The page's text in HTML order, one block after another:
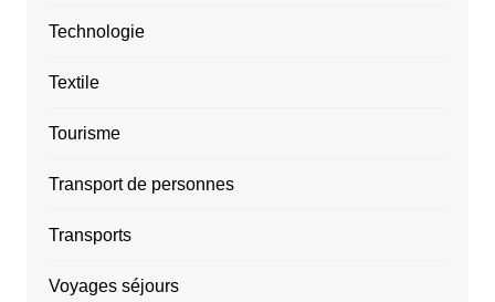
Technologie
Textile
Tourisme
Transport de personnes
Transports
Voyages séjours